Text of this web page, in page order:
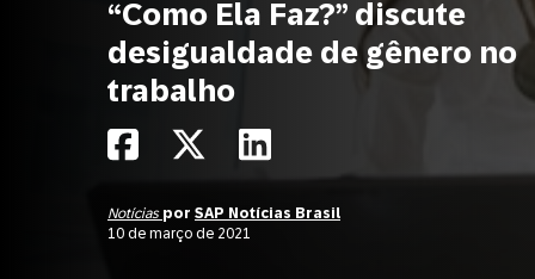
“Como Ela Faz?” discute
desigualdade de gênero no
trabalho
Notícias por SAP Notícias Brasil
10 de março de 2021